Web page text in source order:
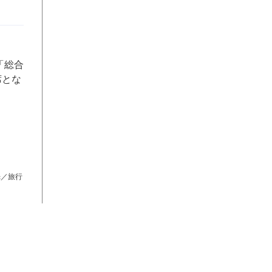
総合
な
旅行